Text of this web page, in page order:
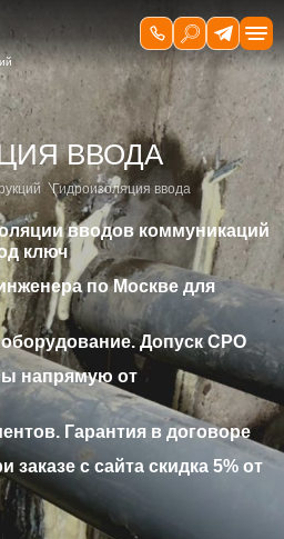
ВВОДА
Гидроизоляция ввода
вводов коммуникаций
ключ
по Москве для
Допуск СРО
напрямую от
Гарантия в договоре
с сайта скидка 5% от